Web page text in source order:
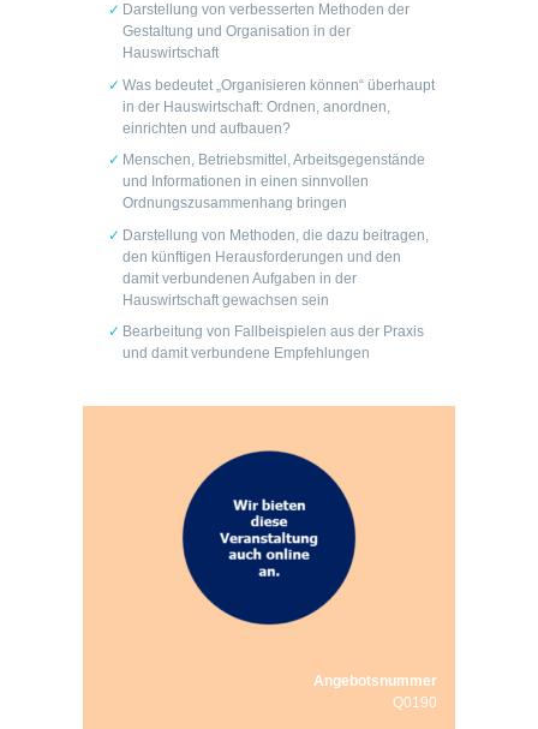
Darstellung von verbesserten Methoden der
Gestaltung und Organisation in der
Hauswirtschaft
Was bedeutet „Organisieren können“ überhaupt
in der Hauswirtschaft: Ordnen, anordnen,
einrichten und aufbauen?
Menschen, Betriebsmittel, Arbeitsgegenstände
und Informationen in einen sinnvollen
Ordnungszusammenhang bringen
Darstellung von Methoden, die dazu beitragen,
den künftigen Herausforderungen und den
damit verbundenen Aufgaben in der
Hauswirtschaft gewachsen sein
Bearbeitung von Fallbeispielen aus der Praxis
und damit verbundene Empfehlungen
Angebotsnummer
Q0190